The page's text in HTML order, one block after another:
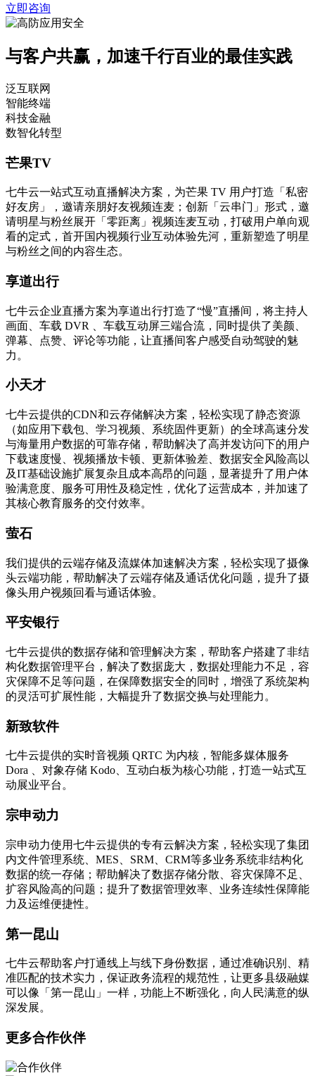
立即咨询
与客户共赢，加速千行百业的最佳实践
泛互联网
智能终端
科技金融
数智化转型
芒果TV
七牛云一站式互动直播解决方案，为芒果 TV 用户打造「私密
好友房」，邀请亲朋好友视频连麦；创新「云串门」形式，邀
请明星与粉丝展开「零距离」视频连麦互动，打破用户单向观
看的定式，首开国内视频行业互动体验先河，重新塑造了明星
与粉丝之间的内容生态。
享道出行
七牛云企业直播方案为享道出行打造了“慢”直播间，将主持人
画面、车载 DVR 、车载互动屏三端合流，同时提供了美颜、
弹幕、点赞、评论等功能，让直播间客户感受自动驾驶的魅
力。
小天才
七牛云提供的CDN和云存储解决方案，轻松实现了静态资源
（如应用下载包、学习视频、系统固件更新）的全球高速分发
与海量用户数据的可靠存储，帮助解决了高并发访问下的用户
下载速度慢、视频播放卡顿、更新体验差、数据安全风险高以
及IT基础设施扩展复杂且成本高昂的问题，显著提升了用户体
验满意度、服务可用性及稳定性，优化了运营成本，并加速了
其核心教育服务的交付效率。
萤石
我们提供的云端存储及流媒体加速解决方案，轻松实现了摄像
头云端功能，帮助解决了云端存储及通话优化问题，提升了摄
像头用户视频回看与通话体验。
平安银行
七牛云提供的数据存储和管理解决方案，帮助客户搭建了非结
构化数据管理平台，解决了数据庞大，数据处理能力不足，容
灾保障不足等问题，在保障数据安全的同时，增强了系统架构
的灵活可扩展性能，大幅提升了数据交换与处理能力。
新致软件
七牛云提供的实时音视频 QRTC 为内核，智能多媒体服务
Dora 、对象存储 Kodo、互动白板为核心功能，打造一站式互
动展业平台。
宗申动力
宗申动力使用七牛云提供的专有云解决方案，轻松实现了集团
内文件管理系统、MES、SRM、CRM等多业务系统非结构化
数据的统一存储；帮助解决了数据存储分散、容灾保障不足、
扩容风险高的问题；提升了数据管理效率、业务连续性保障能
力及运维便捷性。
第一昆山
七牛云帮助客户打通线上与线下身份数据，通过准确识别、精
准匹配的技术实力，保证政务流程的规范性，让更多县级融媒
可以像「第一昆山」一样，功能上不断强化，向人民满意的纵
深发展。
更多合作伙伴